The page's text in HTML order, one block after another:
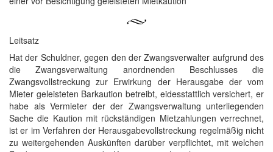
Leitsatz
Hat der Schuldner, gegen den der Zwangsverwalter aufgrund des
die Zwangsverwaltung anordnenden Beschlusses die
Zwangsvollstreckung zur Erwirkung der Herausgabe der vom
Mieter geleisteten Barkaution betreibt, eidesstattlich versichert, er
habe als Vermieter der der Zwangsverwaltung unterliegenden
Sache die Kaution mit rückständigen Mietzahlungen verrechnet,
ist er im Verfahren der Herausgabevollstreckung regelmäßig nicht
zu weitergehenden Auskünften darüber verpflichtet, mit welchen